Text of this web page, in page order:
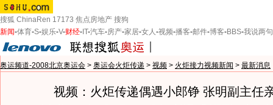
搜狐 ChinaRen 17173 焦点房地产 搜狗
新闻-体育-S-娱乐-V-财经- IT-汽车-房产-家居-女人-视频-播客-邮件-博客-BBS-我说两句
奥运频道-2008北京奥运会 > 奥运会火炬传递 > 视频 > 火炬接力视频新闻 > 最新消息
视频：火炬传递偶遇小郎铮 张明副主任